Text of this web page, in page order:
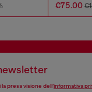
€75.00
presa visione dell’informativa